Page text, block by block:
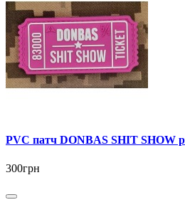
PVC патч DONBAS SHIT SHOW
300грн